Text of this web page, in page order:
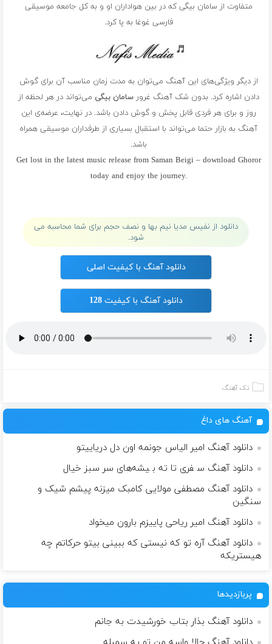
متفاوت از سامان بیگی که در بین هواداران او و به کل جامعه موسیقی
فارسی غوغا به پا کرد.
از دیگر ویژگی‌های این آهنگ می‌توان به مدت زمان مناسب آن برای گوش
دادن اشاره کرد. بدون شک آهنگ غرور سامان بیگی می‌تواند در هر لحظه از
روز و برای هر فردی قابل پخش و گوش دادن باشد. در نهایت، عرضه‌ی این
آهنگ به بازار حتما می‌تواند با استقبال بسیاری از طرفداران موسیقی همراه
باشد.
Get lost in the latest music release from Saman Beigi – download Ghoror
today and enjoy the journey.
دانلود از نفیس مدیا نیم بها و نصف حجم برای شما محاسبه می
شود.
دانلود آهنگ با کیفیت اصلی
دانلود آهنگ با کیفیت 128
تک آهنگ
آهنگ های داغ
دانلود آهنگ امیر الیاس جونمه اون دل دریاییتو
دانلود آهنگ ‫ﺳ ﻔﺮی ﺗﺎ ﺗﻪ ﺑ ﻴﺸﻪﻫﺎی ﺳﺮ ﺳﺒﺰ ﺧﻴﺎل
دانلود آهنگ مصطفی مولایی کامبک میزنه پیشم شیک و
سنگین
دانلود آهنگ امیر ریاحی پاییزم بارون میخواد
دانلود آهنگ آره تو که نیستی که ببینی بیتو حرکاتم چه
هیستریکه
پربازدیدها
دانلود آهنگ بذار بتاب خورشیدت به جانم